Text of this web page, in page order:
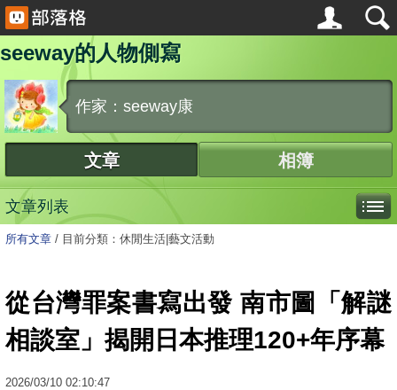
seeway的人物側寫
作家：seeway康
文章 相簿
文章列表
所有文章 / 目前分類：休閒生活|藝文活動
從台灣罪案書寫出發 南市圖「解謎
相談室」揭開日本推理120+年序幕
2026/03/10 02:10:47